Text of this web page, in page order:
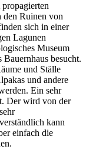
den Ruinen von
sich in einer
Lagunen
Museum
besucht.
und Ställe
und andere
Ein sehr
Der wird von der
kann
einfach die